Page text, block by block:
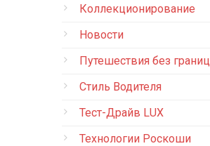
Коллекционирование
Новости
Путешествия без границ
Стиль Водителя
Тест-Драйв LUX
Технологии Роскоши